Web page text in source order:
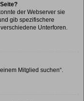
der Webserver sie
gib spezifischere
Unterforen.
Mitglied suchen“.